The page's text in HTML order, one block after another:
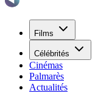
Films
Célébrités
Cinémas
Palmarès
Actualités